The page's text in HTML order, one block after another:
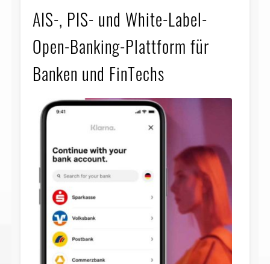
AIS-, PIS- und White-Label-
Open-Banking-Plattform für
Banken und FinTechs